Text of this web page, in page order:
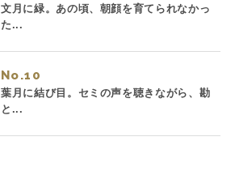
文月に緑。あの頃、朝顔を育てられなかっ
た...
No.
葉月に結び目。セミの声を聴きながら、勘
と...